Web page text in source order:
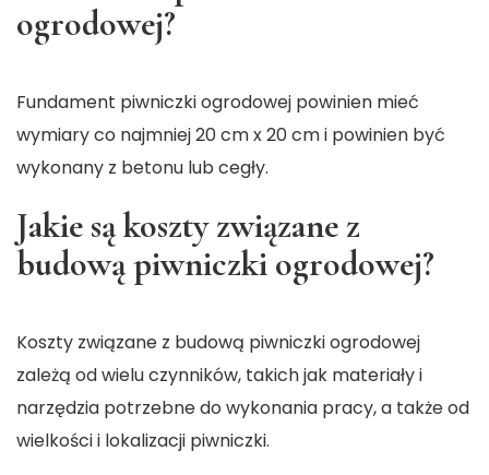
ogrodowej?
Fundament piwniczki ogrodowej powinien mieć
wymiary co najmniej 20 cm x 20 cm i powinien być
wykonany z betonu lub cegły.
Jakie są koszty związane z
budową piwniczki ogrodowej?
Koszty związane z budową piwniczki ogrodowej
zależą od wielu czynników, takich jak materiały i
narzędzia potrzebne do wykonania pracy, a także od
wielkości i lokalizacji piwniczki.